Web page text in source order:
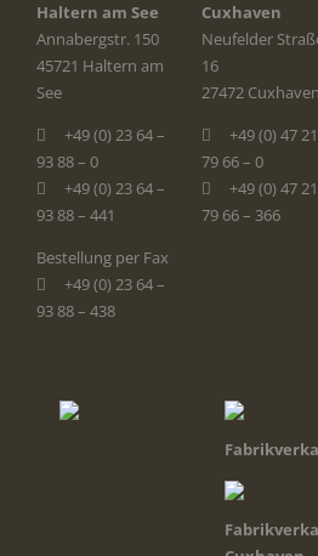
Haltern am See
Annabergstr. 150
45721 Haltern am
See
+49 (0) 23 64 –
93 88 – 0
+49 (0) 23 64 –
93 88 – 441
Bestellung per Fax
+49 (0) 23 64 –
93 88 – 438
Cuxhaven
Neufelder
16
27472 Cuxhaven
+49 (0) 47
79 66 – 0
+49 (0) 47
79 66 – 366